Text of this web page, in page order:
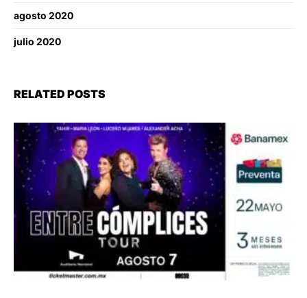
agosto 2020
julio 2020
RELATED POSTS